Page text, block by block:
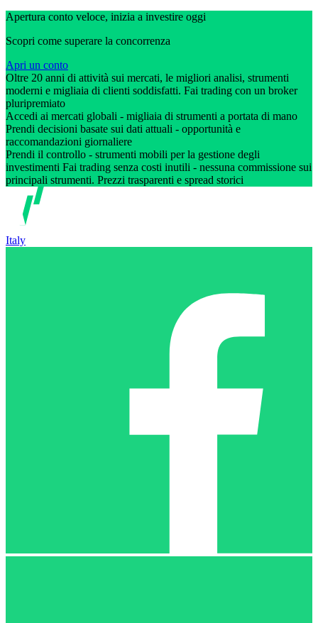
Apertura conto veloce, inizia a investire oggi
Scopri come superare la concorrenza
Apri un conto
Oltre 20 anni di attività sui mercati, le migliori analisi, strumenti
moderni e migliaia di clienti soddisfatti. Fai trading con un broker
pluripremiato
Accedi ai mercati globali - migliaia di strumenti a portata di mano
Prendi decisioni basate sui dati attuali - opportunità e
raccomandazioni giornaliere
Prendi il controllo - strumenti mobili per la gestione degli
investimenti Fai trading senza costi inutili - nessuna commissione sui
principali strumenti. Prezzi trasparenti e spread storici
Italy